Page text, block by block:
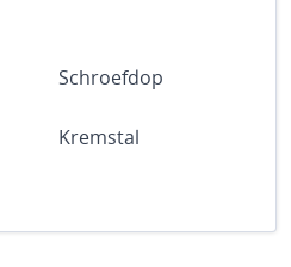
Schroefdop
Kremstal